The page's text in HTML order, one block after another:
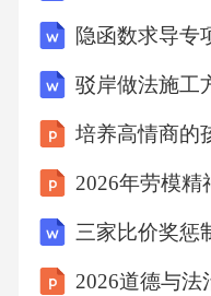
业过程中，施工负
动火作业过程中，
的电气线路符合安
生。5.动火作业过
现场的通风良好，
火作业后的清理工
责人应组织施工人
隐函数求导专
驳岸做法施工
培养高情商的
2026年劳模精
三家比价奖惩